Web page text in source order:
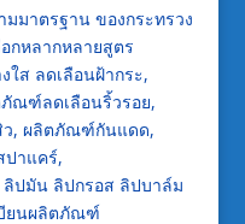
มาตรฐาน ของกระทรวง
กหลากหลายสูตร
ส ลดเลือนฝ้ากระ,
ณฑ์ลดเลือนริ้วรอย,
ว, ผลิตภัณฑ์กันแดด,
าแคร์,
ปมัน ลิปกรอส ลิปบาล์ม
ยนผลิตภัณฑ์